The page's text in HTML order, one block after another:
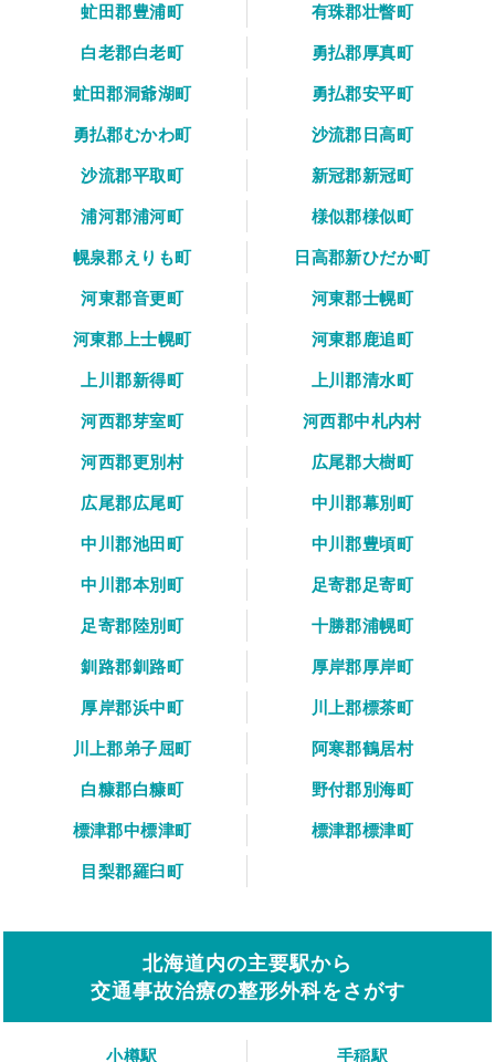
虻田郡豊浦町
有珠郡壮瞥町
白老郡白老町
勇払郡厚真町
虻田郡洞爺湖町
勇払郡安平町
勇払郡むかわ町
沙流郡日高町
沙流郡平取町
新冠郡新冠町
浦河郡浦河町
様似郡様似町
幌泉郡えりも町
日高郡新ひだか町
河東郡音更町
河東郡士幌町
河東郡上士幌町
河東郡鹿追町
上川郡新得町
上川郡清水町
河西郡芽室町
河西郡中札内村
河西郡更別村
広尾郡大樹町
広尾郡広尾町
中川郡幕別町
中川郡池田町
中川郡豊頃町
中川郡本別町
足寄郡足寄町
足寄郡陸別町
十勝郡浦幌町
釧路郡釧路町
厚岸郡厚岸町
厚岸郡浜中町
川上郡標茶町
川上郡弟子屈町
阿寒郡鶴居村
白糠郡白糠町
野付郡別海町
標津郡中標津町
標津郡標津町
目梨郡羅臼町
北海道内の主要駅から
交通事故治療の整形外科をさがす
小樽駅 手稲駅